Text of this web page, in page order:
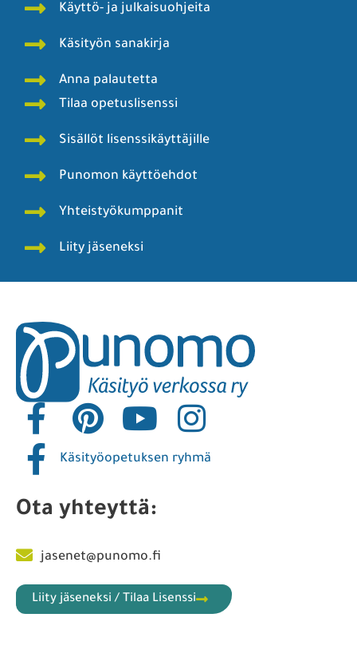
Käyttö- ja julkaisuohjeita
Käsityön sanakirja
Anna palautetta
Tilaa opetuslisenssi
Sisällöt lisenssikäyttäjille
Punomon käyttöehdot
Yhteistyökumppanit
Liity jäseneksi
Käsityöopetuksen ryhmä
Ota yhteyttä:
jasenet@punomo.fi
Liity jäseneksi / Tilaa Lisenssi